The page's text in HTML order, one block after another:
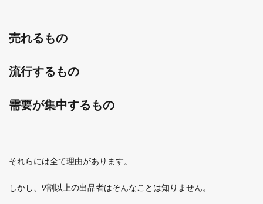
売れるもの
流行するもの
需要が集中するもの
それらには全て理由があります。
しかし、9割以上の出品者はそんなことは知りません。